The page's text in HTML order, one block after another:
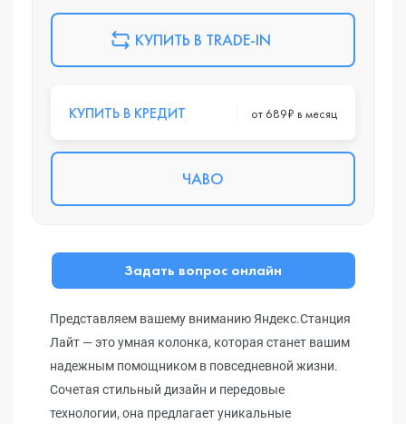
КУПИТЬ В TRADE-IN
КУПИТЬ В КРЕДИТ от 689₽ в месяц
ЧАВО
Задать вопрос онлайн
Представляем вашему вниманию Яндекс.Станция
Лайт — это умная колонка, которая станет вашим
надежным помощником в повседневной жизни.
Сочетая стильный дизайн и передовые
технологии, она предлагает уникальные